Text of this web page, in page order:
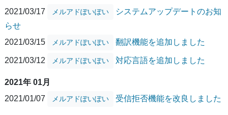
2021/03/17
メルアドぽいぽい
システムアップデートのお知
らせ
2021/03/15
メルアドぽいぽい 翻訳機能を追加しました
2021/03/12 メルアドぽいぽい 対応言語を追加しました
2021年 01月
2021/01/07
メルアドぽいぽい 受信拒否機能を改良しました